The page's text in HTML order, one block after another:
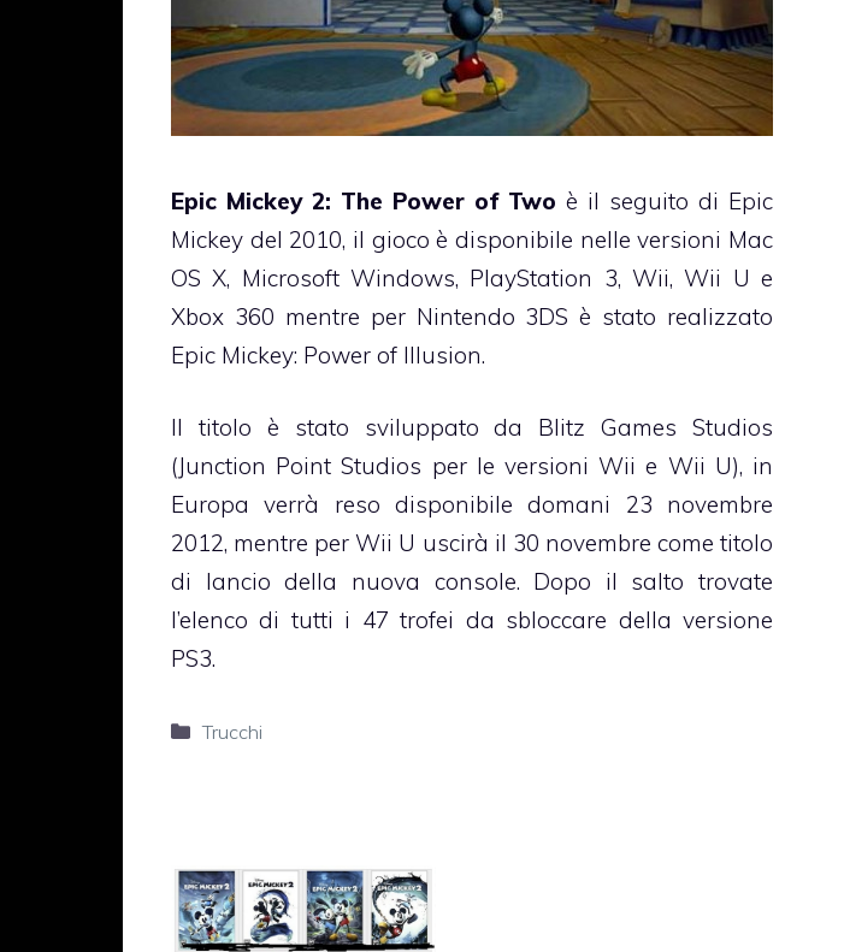
Epic Mickey 2: The Power of Two è il seguito di Epic
Mickey del 2010, il gioco è disponibile nelle versioni Mac
OS X, Microsoft Windows, PlayStation 3, Wii, Wii U e
Xbox 360 mentre per Nintendo 3DS è stato realizzato
Epic Mickey: Power of Illusion.
Il titolo è stato sviluppato da Blitz Games Studios
(Junction Point Studios per le versioni Wii e Wii U), in
Europa verrà reso disponibile domani 23 novembre
2012, mentre per Wii U uscirà il 30 novembre come titolo
di lancio della nuova console. Dopo il salto trovate
l’elenco di tutti i 47 trofei da sbloccare della versione
PS3.
Categorie
Trucchi